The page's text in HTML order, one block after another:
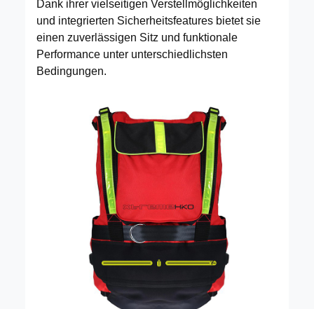
Dank ihrer vielseitigen Verstellmöglichkeiten
und integrierten Sicherheitsfeatures bietet sie
einen zuverlässigen Sitz und funktionale
Performance unter unterschiedlichsten
Bedingungen.